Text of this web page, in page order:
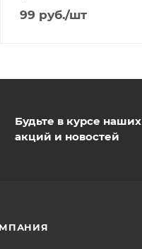
99 руб./шт
Будьте в курсе наших
акций и новостей